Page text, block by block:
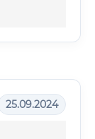
25.09.2024